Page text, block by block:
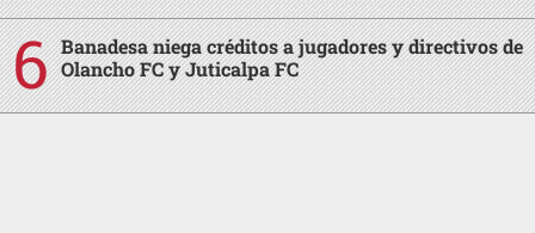
Banadesa niega créditos a jugadores y directivos de
Olancho FC y Juticalpa FC